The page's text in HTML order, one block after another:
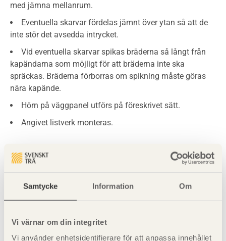
Samtycke Information Om
Vi värnar om din integritet
Vi använder enhetsidentifierare för att anpassa innehållet
med jämna mellanrum.
Eventuella skarvar fördelas jämnt över ytan så att de
inte stör det avsedda intrycket.
Vid eventuella skarvar spikas bräderna så långt från
kapändarna som möjligt för att bräderna inte ska
spräckas. Bräderna förborras om spikning måste göras
nära kapände.
Hörn på väggpanel utförs på föreskrivet sätt.
Angivet listverk monteras.
Slutresultat
Material och arbetsmoment uppfyller Hus AMA:s krav
på toleranser.
Panelytans utseende stämmer överens med det